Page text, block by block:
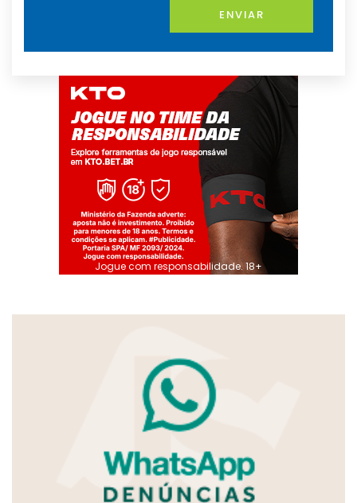
ENVIAR
Jogue com responsabilidade. 18+